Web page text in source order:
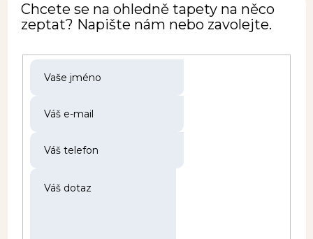
Chcete se na ohledně tapety na něco
zeptat? Napište nám nebo zavolejte.